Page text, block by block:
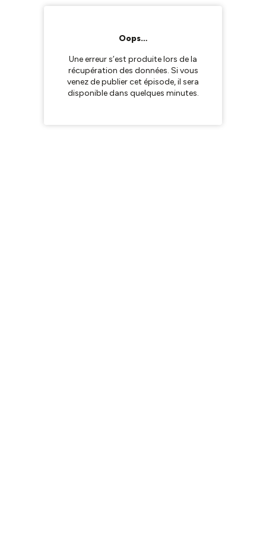
Oops…
Une erreur s’est produite lors de la
récupération des données. Si vous
venez de publier cet épisode, il sera
disponible dans quelques minutes.